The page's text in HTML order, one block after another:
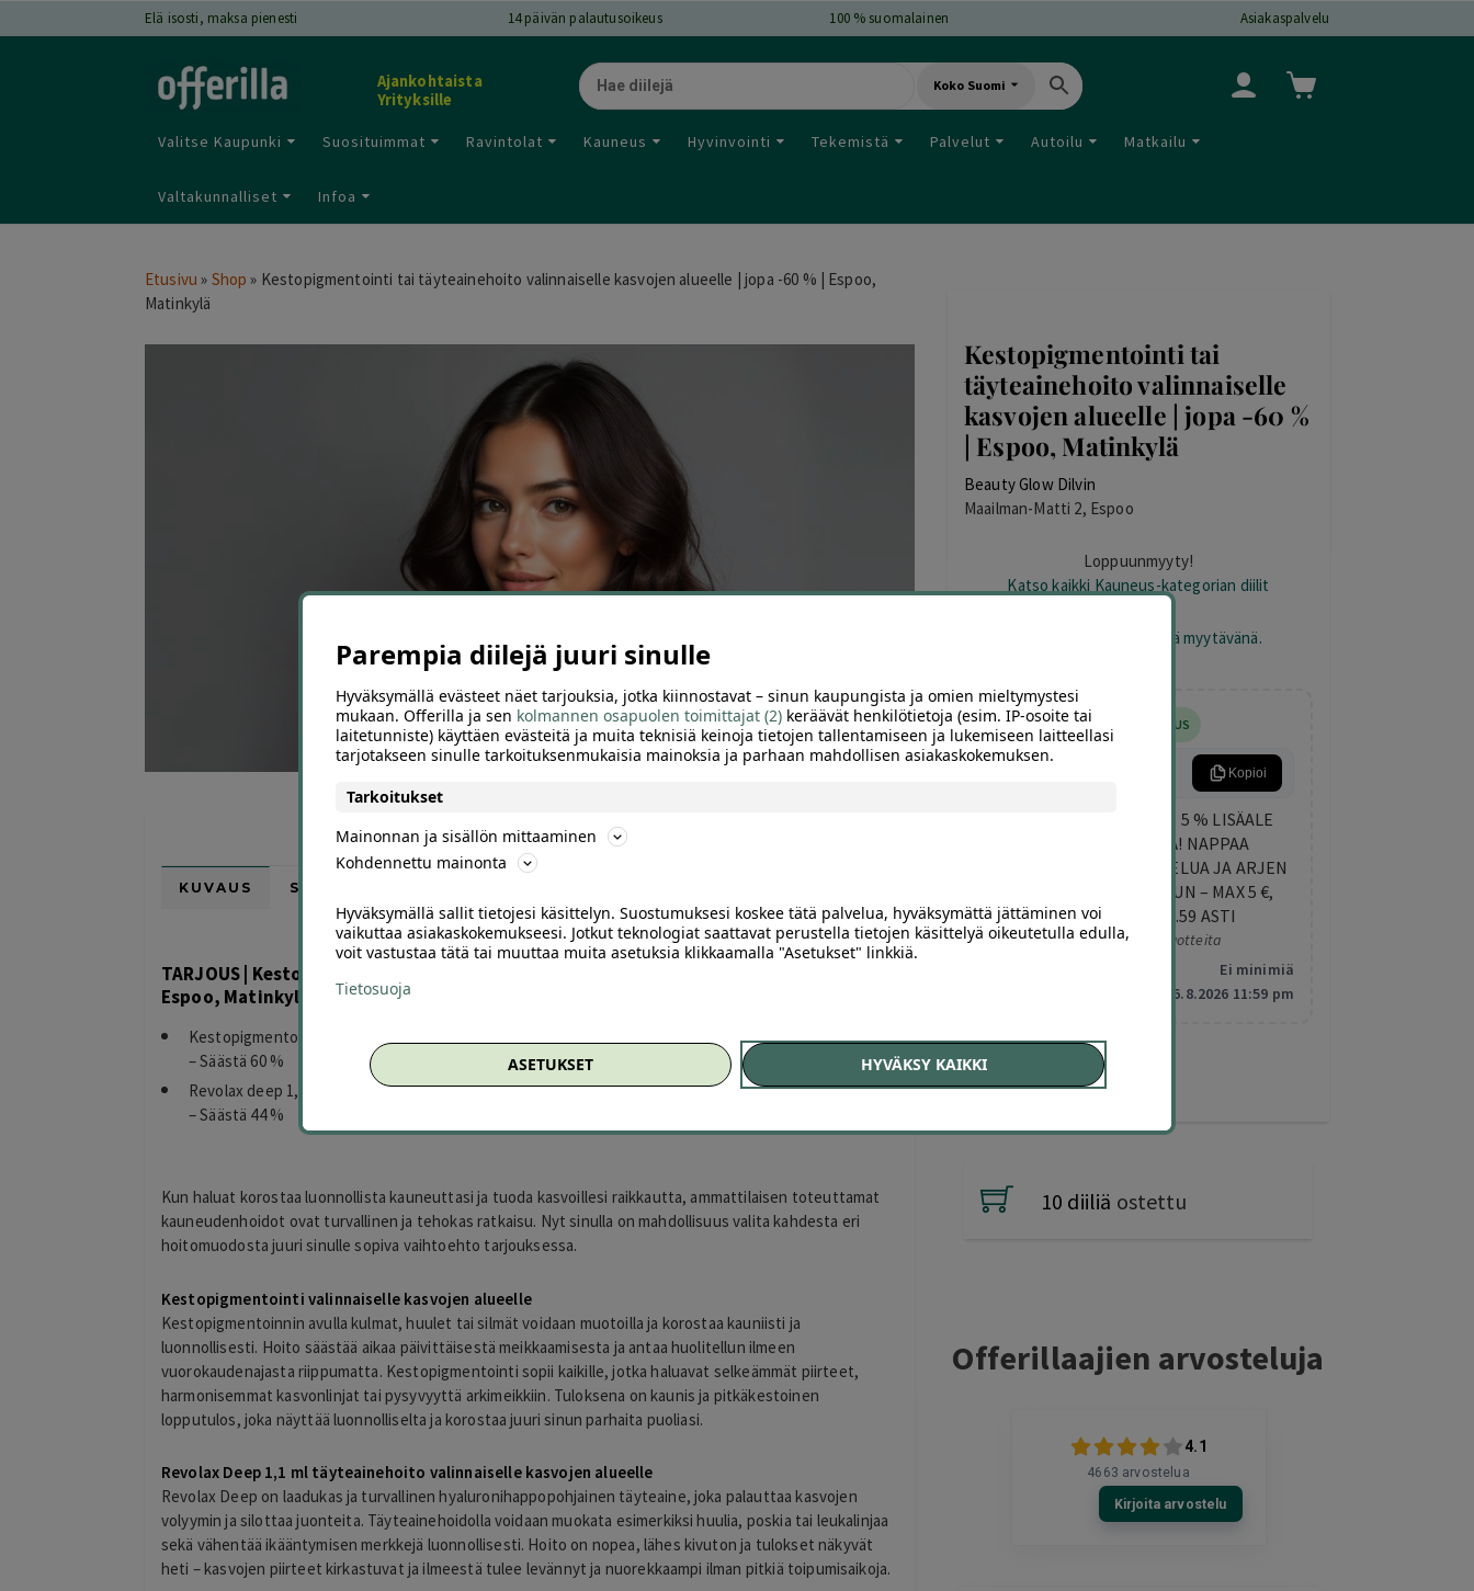
Elä isosti, maksa pienesti 14päivän palautusoikeus 100 % suomalainen Asiakaspalvelu
Ajankohtaista
Yrityksille
Koko Suomi
Valitse Kaupunki Suosituimmat Ravintolat Kauneus Hyvinvointi Tekemistä Palvelut Autoilu Matkailu
Valtakunnalliset Infoa
Etusivu » Shop » Kestopigmentointi tai täyteainehoito valinnaiselle kasvojen alueelle | jopa -60 % | Espoo,
Matinkylä
KUVAUS SIJAINTI KARTALLA
TARJOUS | Kestopigmentointi tai täyteainehoito valinnaiselle kasvojen alueelle |
Espoo, Matinkylä
Kestopigmentointi valinnaiselle kasvojen alueelle 99 € (arvo 250 €)
– Säästä 60 %
Revolax deep 1,1 ml valinnaisen kasvojen alueen täyteainehoito 139 € (arvo 250 €)
– Säästä 44 %
Kun haluat korostaa luonnollista kauneuttasi ja tuoda kasvoillesi raikkautta, ammattilaisen toteuttamat
kauneudenhoidot ovat turvallinen ja tehokas ratkaisu. Nyt sinulla on mahdollisuus valita kahdesta eri
hoitomuodosta juuri sinulle sopiva vaihtoehto tarjouksessa.
Kestopigmentointi valinnaiselle kasvojen alueelle
Kestopigmentoinnin avulla kulmat, huulet tai silmät voidaan muotoilla ja korostaa kauniisti ja
luonnollisesti. Hoito säästää aikaa päivittäisestä meikkaamisesta ja antaa huolitellun ilmeen
vuorokaudenajasta riippumatta. Kestopigmentointi sopii kaikille, jotka haluavat selkeämmät piirteet,
harmonisemmat kasvonlinjat tai pysyvyyttä arkimeikkiin. Tuloksena on kaunis ja pitkäkestoinen
lopputulos, joka näyttää luonnolliselta ja korostaa juuri sinun parhaita puoliasi.
Revolax Deep 1,1 ml täyteainehoito valinnaiselle kasvojen alueelle
Revolax Deep on laadukas ja turvallinen hyaluronihappopohjainen täyteaine, joka palauttaa kasvojen
volyymin ja silottaa juonteita. Täyteainehoidolla voidaan muokata esimerkiksi huulia, poskia tai leukalinjaa
sekä vähentää ikääntymisen merkkejä luonnollisesti. Hoito on nopea, lähes kivuton ja tulokset näkyvät
heti – kasvojen piirteet kirkastuvat ja ilmeestä tulee levännyt ja nuorekkaampi ilman pitkiä toipumisaikoja.
Kestopigmentointi tai
täyteainehoito valinnaiselle
kasvojen alueelle | jopa -60 %
| Espoo, Matinkylä
Beauty Glow Dilvin
Maailman-Matti 2, Espoo
Loppuunmyyty!
Katso kaikki Kauneus-kategorian diilit
Tuotetta ei ole varastossa eikä myytävänä.
5% LISÄALENNUS
Kopioi
KESKIVIIKON LISÄETU: 5 % LISÄALE
KAIKISTA DIILEISTÄ! NAPPAA
TEKEMISTÄ, HEMMOTTELUA JA ARJEN
PIRISTYSTÄ ELOKUUHUN – MAX 5 €,
VOIMASSA KLO 23.59 ASTI
Koskee valittuja tuotteita
Ei minimiä
6.8.2026 11:59 pm
10 diiliä ostettu
Offerillaajien arvosteluja
4.1
4663 arvostelua
Kirjoita arvostelu
Parempia diilejä juuri sinulle
Hyväksymällä evästeet näet tarjouksia, jotka kiinnostavat – sinun kaupungista ja omien mieltymystesi
mukaan. Offerilla ja sen kolmannen osapuolen toimittajat (2) keräävät henkilötietoja (esim. IP-osoite tai
laitetunniste) käyttäen evästeitä ja muita teknisiä keinoja tietojen tallentamiseen ja lukemiseen laitteellasi
tarjotakseen sinulle tarkoituksenmukaisia mainoksia ja parhaan mahdollisen asiakaskokemuksen.
Tarkoitukset
Mainonnan ja sisällön mittaaminen
Kohdennettu mainonta
Hyväksymällä sallit tietojesi käsittelyn. Suostumuksesi koskee tätä palvelua, hyväksymättä jättäminen voi
vaikuttaa asiakaskokemukseesi. Jotkut teknologiat saattavat perustella tietojen käsittelyä oikeutetulla edulla,
voit vastustaa tätä tai muuttaa muita asetuksia klikkaamalla "Asetukset" linkkiä.
Tietosuoja
ASETUKSET HYVÄKSY KAIKKI